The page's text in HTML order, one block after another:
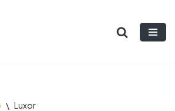
\ Luxor